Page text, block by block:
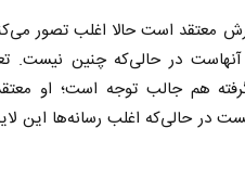
معتقد است حالا اغلب تصور
در حالی‌که چنین نیست.
هم جالب توجه است؛ او
در حالی‌که اغلب رسانه‌ها این